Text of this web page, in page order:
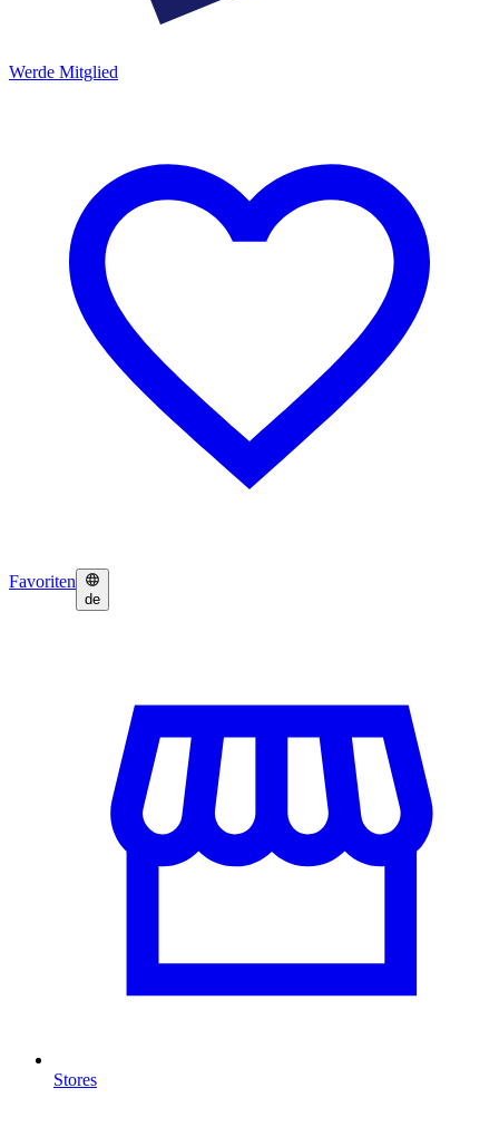
Werde Mitglied
Favoriten
de
Stores